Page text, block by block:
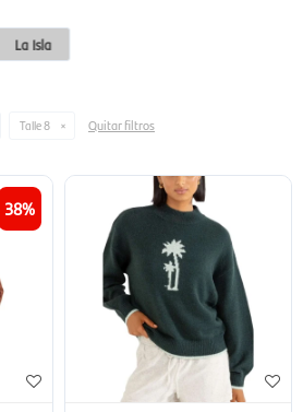
La Isla
Talle 8 Quitar filtros
38